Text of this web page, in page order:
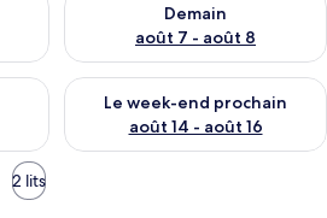
x
n
o
t
é
s
Demain
août 7 - août 8
ce week-end août 7 - août 9
Le week-end prochain
août 14 - août 16
Vérifier la disponibilité pour
2 lits